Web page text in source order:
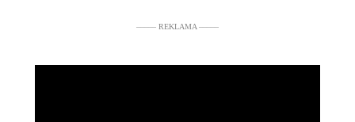
––––– REKLAMA –––––